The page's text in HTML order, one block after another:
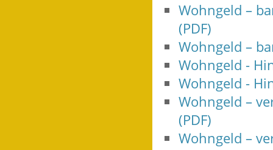
Wohngeld –
(PDF)
Wohngeld –
Wohngeld -
Wohngeld -
Wohngeld –
(PDF)
Wohngeld –